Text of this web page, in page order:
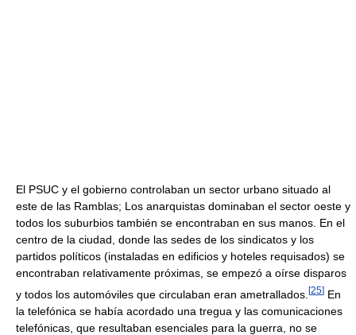
El PSUC y el gobierno controlaban un sector urbano situado al
este de las Ramblas; Los anarquistas dominaban el sector oeste y
todos los suburbios también se encontraban en sus manos. En el
centro de la ciudad, donde las sedes de los sindicatos y los
partidos políticos (instaladas en edificios y hoteles requisados) se
encontraban relativamente próximas, se empezó a oírse disparos
y todos los automóviles que circulaban eran ametrallados. [25] En
la telefónica se había acordado una tregua y las comunicaciones
telefónicas, que resultaban esenciales para la guerra, no se